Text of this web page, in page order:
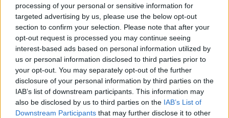
processing of your personal or sensitive information for
targeted advertising by us, please use the below opt-out
section to confirm your selection. Please note that after your
opt-out request is processed you may continue seeing
interest-based ads based on personal information utilized by
us or personal information disclosed to third parties prior to
your opt-out. You may separately opt-out of the further
disclosure of your personal information by third parties on the
IAB’s list of downstream participants. This information may
also be disclosed by us to third parties on the IAB’s List of
Downstream Participants that may further disclose it to other
atestiguada por la Visita de la Real Audiencia de 1791
en la que se menciona la existencia de un notario al
servicio de la misma y que probablemente ocuparía
esta casa.
En el siglo XVIII se asiste a un incremento de las
construcciones civiles, prueba de ello son las Casas
Nobles, que los malpartideños, debido a sus
dimensiones, denominaron Palacios.